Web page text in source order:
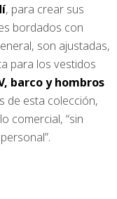
, para crear sus
bordados con
son ajustadas,
para los vestidos
barco y hombros
de esta colección,
comercial, “sin